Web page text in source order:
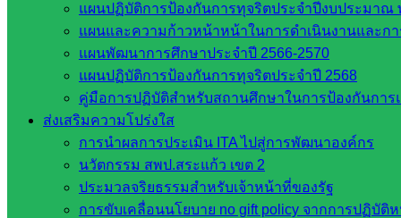
แผนปฏิบัติการป้องกันการทุจริตประจำปีงบประมาณ
แผนและความก้าวหน้าหน้าในการดำเนินงานและก
แผนพัฒนาการศึกษาประจำปี 2566-2570
แผนปฏิบัติการป้องกันการทุจริตประจำปี 2568
คู่มือการปฏิบัติสำหรับสถานศึกษาในการป้องกันการ
ส่งเสริมความโปร่งใส
การนำผลการประเมิน ITA ไปสู่การพัฒนาองค์กร
นวัตกรรม สพป.สระแก้ว เขต 2
ประมวลจริยธรรมสำหรับเจ้าหน้าที่ของรัฐ
การขับเคลื่อนนโยบาย no gift policy จากการปฏิบั
Post Views: 463
web2021_admin